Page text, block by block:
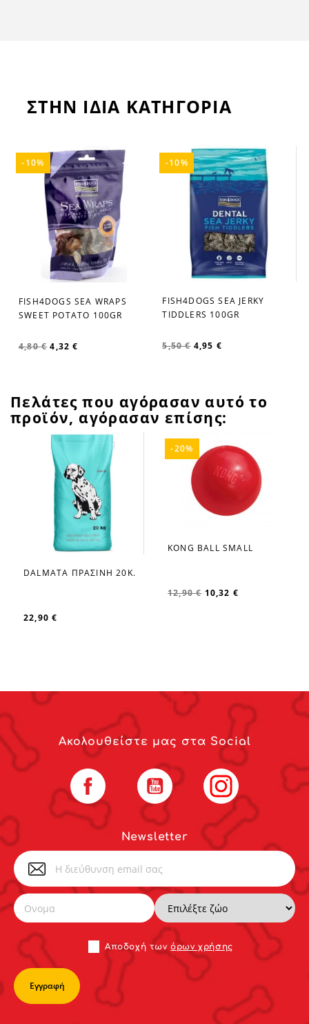
ΣΤΗΝ ΙΔΙΑ ΚΑΤΗΓΟΡΙΑ
favorite_border
FISH4DOGS SEA WRAPS
SWEET POTATO 100GR
4,80 € 4,32 €
-10%
favorite_border
FISH4DOGS SEA JERKY
TIDDLERS 100GR
5,50 € 4,95 €
-10%
Πελάτες που αγόρασαν αυτό το
προϊόν, αγόρασαν επίσης:
favorite_border
DALMATA ΠΡΑΣΙΝΗ 20Κ.
22,90 €
favorite_border
KONG BALL SMALL
12,90 € 10,32 €
-20%
Newsletter
Αποδoχή τωνόρων χρήσης
Ακολουθείστε μας στα Social
Facebook YouTube Instagram